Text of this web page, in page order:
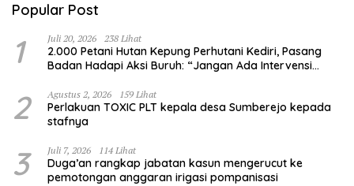
Popular Post
1 Juli 20, 2026 238 Lihat
2.000 Petani Hutan Kepung Perhutani Kediri, Pasang
Badan Hadapi Aksi Buruh: “Jangan Ada Intervensi
2 Agustus 2, 2026 159 Lihat
Perlakuan TOXIC PLT kepala desa Sumberejo kepada
stafnya
3 Juli 7, 2026 114 Lihat
Duga’an rangkap jabatan kasun mengerucut ke
pemotongan anggaran irigasi pompanisasi